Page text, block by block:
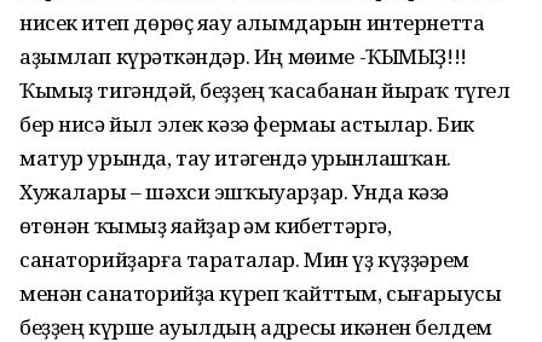
нисек итеп дөрөҫ яһау алымдарын интернетта
аҙымлап күрһәткәндәр. Иң мөһиме -ҠЫМЫҘ!!!
Ҡымыҙ тигәндәй, беҙҙең ҡасабанан йыраҡ түгел
бер нисә йыл элек кәзә фермаһы астылар. Бик
матур урында, тау итәгендә урынлашҡан.
Хужалары – шәхси эшҡыуарҙар. Унда кәзә
һөтөнән ҡымыҙ яһайҙар һәм кибеттәргә,
санаторийҙарға тараталар. Мин үҙ күҙҙәрем
менән санаторийҙа күреп ҡайттым, сығарыусы
беҙҙең күрше ауылдың адресы икәнен белдем